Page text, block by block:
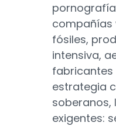
compañías
fósiles,
intensiva,
fabricantes
estrategia
soberanos,
exigentes: